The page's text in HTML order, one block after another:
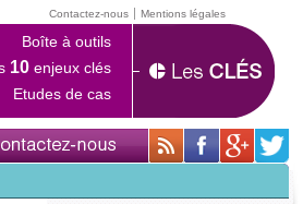
Boîte à outils
10 enjeux clés
Etudes de cas
Contactez-nous Mentions légales